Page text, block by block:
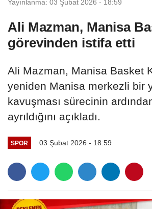
Yayınlanma: 03 Şubat 2026 - 18:59
Ali Mazman, Manisa
görevinden istifa etti
Ali Mazman, Manisa Basket
yeniden Manisa merkezli bir
kavuşması sürecinin
ayrıldığını açıkladı.
SPOR 03 Şubat 2026 - 18:59